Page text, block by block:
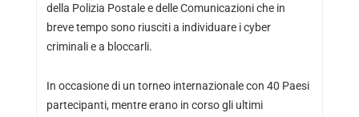
della Polizia Postale e delle Comunicazioni che in
breve tempo sono riusciti a individuare i cyber
criminali e a bloccarli.
In occasione di un torneo internazionale con 40 Paesi
partecipanti, mentre erano in corso gli ultimi